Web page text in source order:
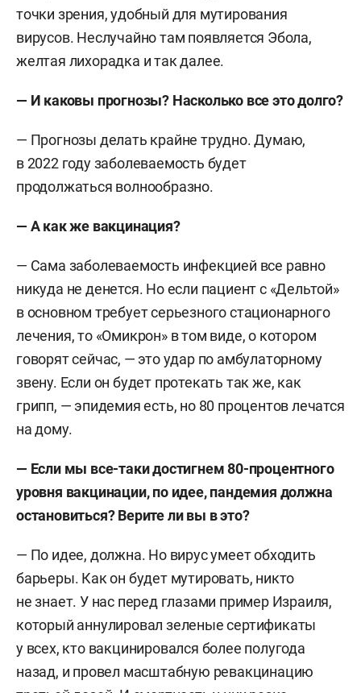
точки зрения, удобный для мутирования
вирусов. Неслучайно там появляется Эбола,
желтая лихорадка и так далее.
— И каковы прогнозы? Насколько все это долго?
— Прогнозы делать крайне трудно. Думаю,
в 2022 году заболеваемость будет
продолжаться волнообразно.
— А как же вакцинация?
— Сама заболеваемость инфекцией все равно
никуда не денется. Но если пациент с «Дельтой»
в основном требует серьезного стационарного
лечения, то «Омикрон» в том виде, о котором
говорят сейчас, — это удар по амбулаторному
звену. Если он будет протекать так же, как
грипп, — эпидемия есть, но 80 процентов лечатся
на дому.
— Если мы все-таки достигнем 80-процентного
уровня вакцинации, по идее, пандемия должна
остановиться? Верите ли вы в это?
— По идее, должна. Но вирус умеет обходить
барьеры. Как он будет мутировать, никто
не знает. У нас перед глазами пример Израиля,
который аннулировал зеленые сертификаты
у всех, кто вакцинировался более полугода
назад, и провел масштабную ревакцинацию